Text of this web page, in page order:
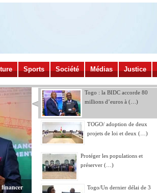
Sports Société Médias Justice
Togo : la BIDC accorde 80
millions d’euros à (…)
TOGO/ adoption de deux
projets de loi et deux (…)
Protéger les populations et
préserver (…)
Togo/Un dernier délai de 3
financer